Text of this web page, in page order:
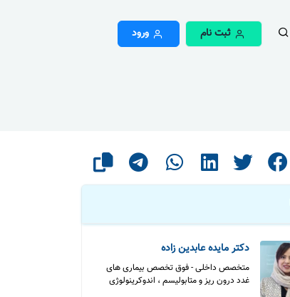
ثبت نام ورود
دکتر مایده عابدین زاده
متخصص داخلی - فوق تخصص بیماری های
غدد درون ریز و متابولیسم ، اندوکرینولوژی